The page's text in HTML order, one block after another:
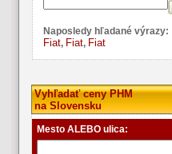
Naposledy hľadané výrazy:
Fiat, Fiat, Fiat
Vyhľadať ceny PHM
na Slovensku
Mesto ALEBO ulica: